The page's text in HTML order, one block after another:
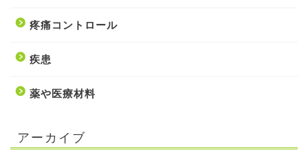
疼痛コントロール
疾患
薬や医療材料
アーカイブ